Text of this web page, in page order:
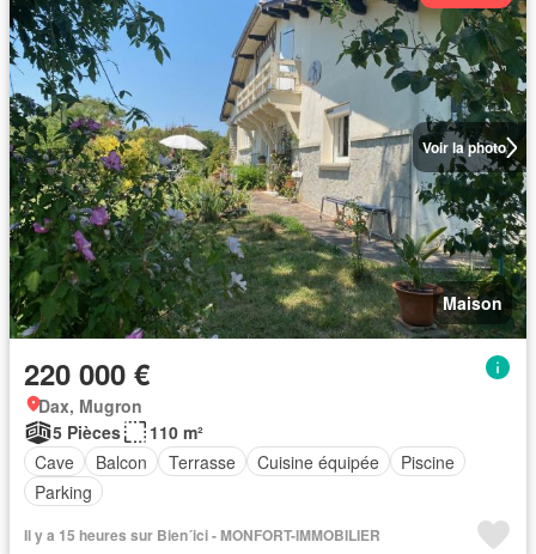
Voir la photo
Maison
220 000 €
Dax, Mugron
5 Pièces
110 m²
Cave
Balcon Terrasse Cuisine équipée
Piscine
Parking
Il y a 15 heures sur Bien´ici - MONFORT-IMMOBILIER